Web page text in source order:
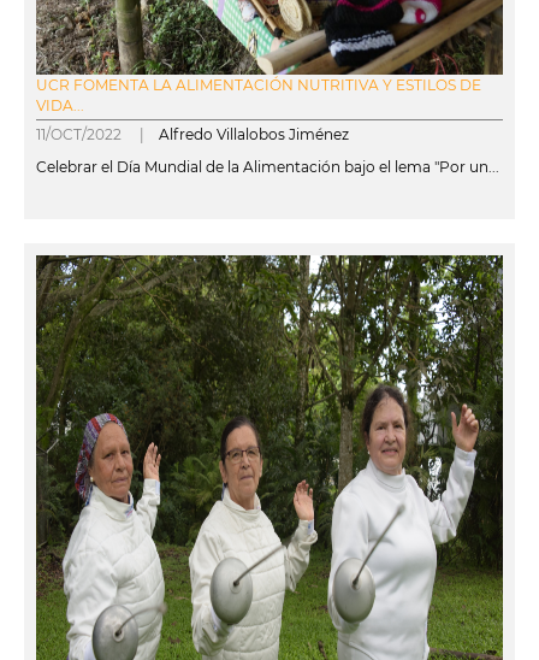
UCR FOMENTA LA ALIMENTACIÓN NUTRITIVA Y ESTILOS DE
VIDA...
11/OCT/2022 | Alfredo Villalobos Jiménez
Celebrar el Día Mundial de la Alimentación bajo el lema "Por un...